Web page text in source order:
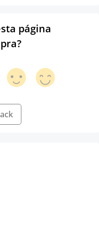
página